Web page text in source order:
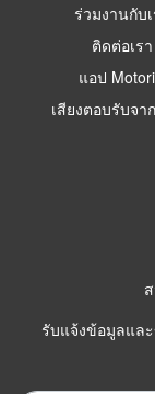
ร่วมงานกับ
ติดต่อเรา
แอป
เสียงตอบรับจา
รับแจ้งข้อมูลแล